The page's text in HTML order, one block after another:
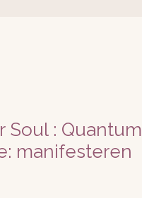
Soul : Quantum
manifesteren